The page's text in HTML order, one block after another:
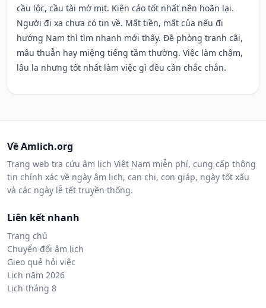
cầu lộc, cầu tài mờ mịt. Kiện cáo tốt nhất nên hoãn lại.
Người đi xa chưa có tin về. Mất tiền, mất của nếu đi
hướng Nam thì tìm nhanh mới thấy. Đề phòng tranh cãi,
mâu thuẫn hay miệng tiếng tầm thường. Việc làm chậm,
lâu la nhưng tốt nhất làm việc gì đều cần chắc chắn.
Về Amlich.org
Trang web tra cứu âm lịch Việt Nam miễn phí, cung cấp thông
tin chính xác về ngày âm lịch, can chi, con giáp, ngày tốt xấu
và các ngày lễ tết truyền thống.
Liên kết nhanh
Trang chủ
Chuyển đổi âm lịch
Gieo quẻ hỏi việc
Lịch năm 2026
Lịch tháng 8